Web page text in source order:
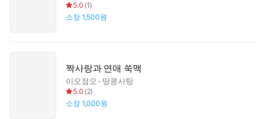
5.0 (1)
소장 1,500원
짝사랑과 연애 쑥맥
이오점오 땅콩사탕
5.0 (2)
소장 1,000원